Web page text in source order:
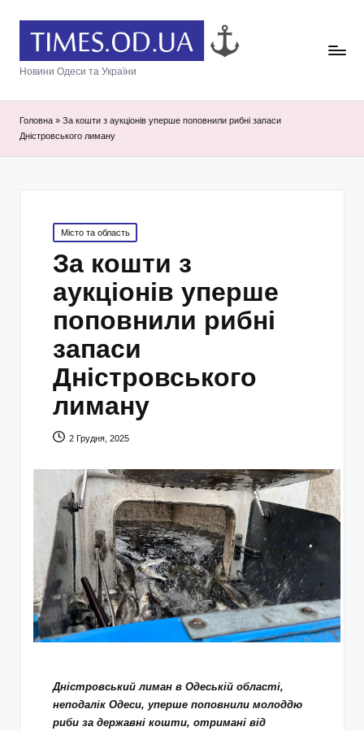
Новини Одеси та України
Головна » За кошти з аукціонів уперше поповнили рибні запаси
Дністровського лиману
Posted
in
Місто та область
За кошти з
аукціонів уперше
поповнили рибні
запаси
Дністровського
лиману
2 Грудня, 2025
Дністровський лиман в Одеській області,
неподалік Одеси, уперше поповнили молоддю
риби за державні кошти, отримані від